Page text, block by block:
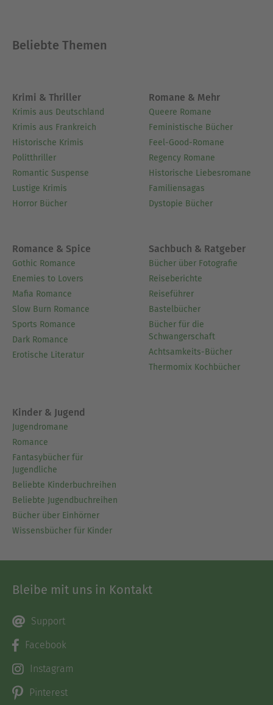
Beliebte Themen
Krimi & Thriller
Krimis aus Deutschland
Krimis aus Frankreich
Historische Krimis
Politthriller
Romantic Suspense
Lustige Krimis
Horror Bücher
Romane & Mehr
Queere Romane
Feministische Bücher
Feel-Good-Romane
Regency Romane
Historische Liebesromane
Familiensagas
Dystopie Bücher
Romance & Spice
Gothic Romance
Enemies to Lovers
Mafia Romance
Slow Burn Romance
Sports Romance
Dark Romance
Erotische Literatur
Sachbuch & Ratgeber
Bücher über Fotografie
Reiseberichte
Reiseführer
Bastelbücher
Bücher für die
Schwangerschaft
Achtsamkeits-Bücher
Thermomix Kochbücher
Kinder & Jugend
Jugendromane
Romance
Fantasybücher für
Jugendliche
Beliebte Kinderbuchreihen
Beliebte Jugendbuchreihen
Bücher über Einhörner
Wissensbücher für Kinder
Bleibe mit uns in Kontakt
Support
Facebook
Instagram
Pinterest